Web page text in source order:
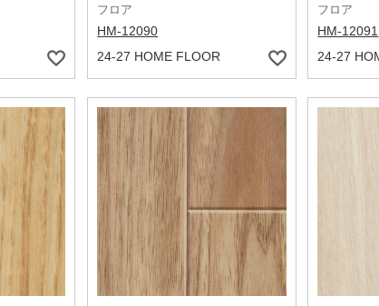
フロア
HM-12090
24-27 HOME FLOOR
フロア
HM-12091
24-27